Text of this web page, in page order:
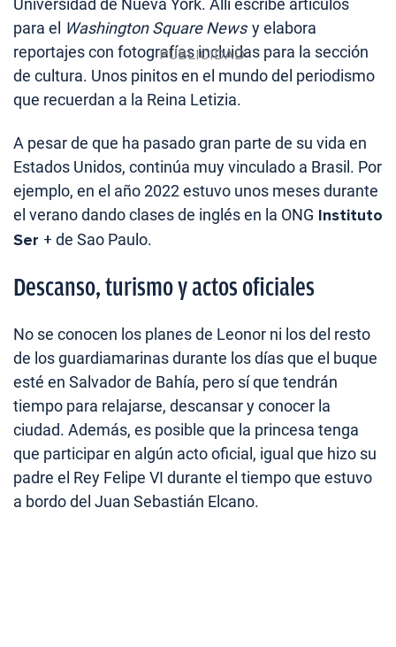
Universidad de Nueva York. Allí escribe artículos
para el Washington Square News y elabora
reportajes con fotografías incluidas para la sección
de cultura. Unos pinitos en el mundo del periodismo
que recuerdan a la Reina Letizia.
A pesar de que ha pasado gran parte de su vida en
Estados Unidos, continúa muy vinculado a Brasil. Por
ejemplo, en el año 2022 estuvo unos meses durante
el verano dando clases de inglés en la ONG Instituto
Ser + de Sao Paulo.
Descanso, turismo y actos oficiales
No se conocen los planes de Leonor ni los del resto
de los guardiamarinas durante los días que el buque
esté en Salvador de Bahía, pero sí que tendrán
tiempo para relajarse, descansar y conocer la
ciudad. Además, es posible que la princesa tenga
que participar en algún acto oficial, igual que hizo su
padre el Rey Felipe VI durante el tiempo que estuvo
a bordo del Juan Sebastián Elcano.